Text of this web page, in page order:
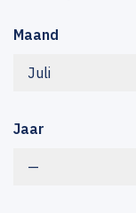
Maand
Juli
Jaar
—